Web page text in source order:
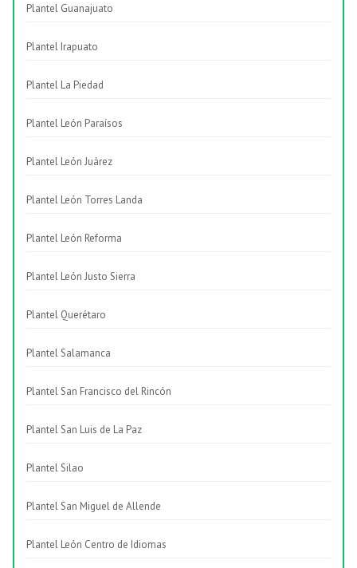
Plantel Guanajuato
Plantel Irapuato
Plantel La Piedad
Plantel León Paraísos
Plantel León Juárez
Plantel León Torres Landa
Plantel León Reforma
Plantel León Justo Sierra
Plantel Querétaro
Plantel Salamanca
Plantel San Francisco del Rincón
Plantel San Luis de La Paz
Plantel Silao
Plantel San Miguel de Allende
Plantel León Centro de Idiomas